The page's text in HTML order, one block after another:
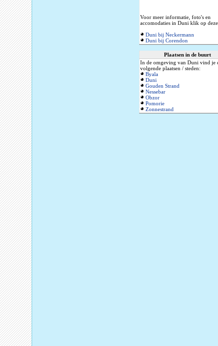
Voor meer informatie, foto's en
accomodaties in Duni klik op
Duni bij Neckermann
Duni bij Corendon
Plaatsen in de buurt
In de omgeving van Duni vind je
volgende plaatsen / steden:
Byala
Duni
Gouden Strand
Nessebar
Obzor
Pomorie
Zonnestrand